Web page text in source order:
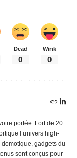
Dead
0
Wink
0
portée. Fort de 20
l’univers high-
gadgets du
sont conçus pour